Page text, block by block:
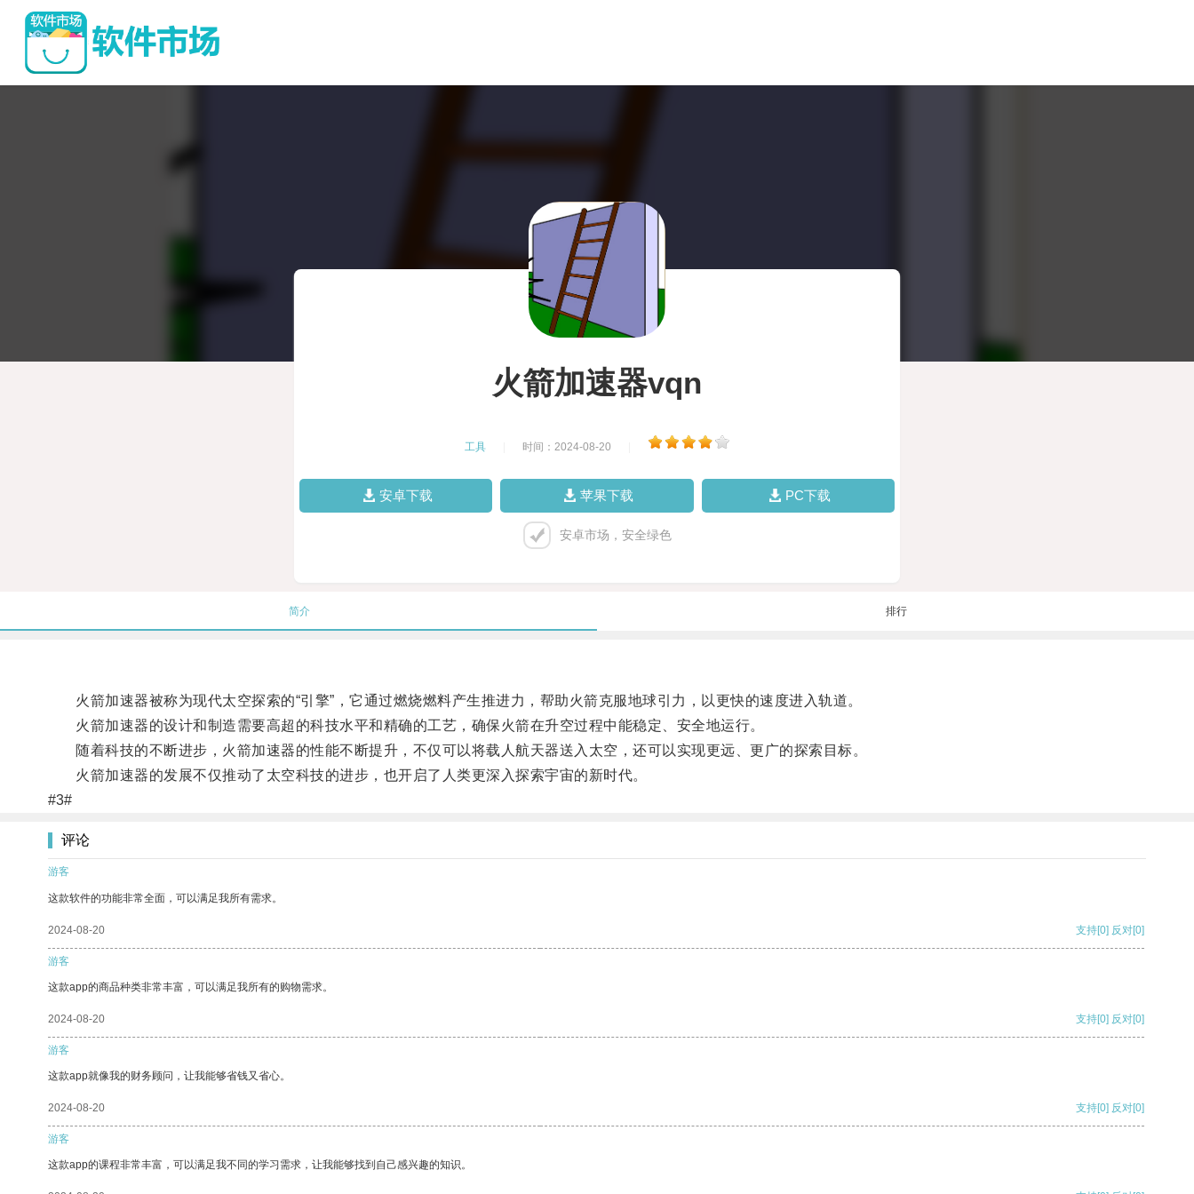
火箭加速器vqn
工具 时间：2024-08-20
安卓下载 苹果下载 PC下载
安卓市场，安全绿色
简介 排行
火箭加速器被称为现代太空探索的“引擎”，它通过燃烧燃料产生推进力，帮助火箭克服地球引力，以更快的速度进入轨道。
火箭加速器的设计和制造需要高超的科技水平和精确的工艺，确保火箭在升空过程中能稳定、安全地运行。
随着科技的不断进步，火箭加速器的性能不断提升，不仅可以将载人航天器送入太空，还可以实现更远、更广的探索目标。
火箭加速器的发展不仅推动了太空科技的进步，也开启了人类更深入探索宇宙的新时代。
#3#
评论
游客
这款软件的功能非常全面，可以满足我所有需求。
2024-08-20 支持[0] 反对[0]
游客
这款app的商品种类非常丰富，可以满足我所有的购物需求。
2024-08-20 支持[0] 反对[0]
游客
这款app就像我的财务顾问，让我能够省钱又省心。
2024-08-20 支持[0] 反对[0]
游客
这款app的课程非常丰富，可以满足我不同的学习需求，让我能够找到自己感兴趣的知识。